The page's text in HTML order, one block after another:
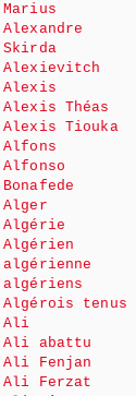
Marius
Alexandre
Skirda
Alexievitch
Alexis
Alexis Théas
Alexis Tiouka
Alfons
Alfonso
Bonafede
Alger
Algérie
Algérien
algérienne
algériens
Algérois tenus
Ali
Ali abattu
Ali Fenjan
Ali Ferzat